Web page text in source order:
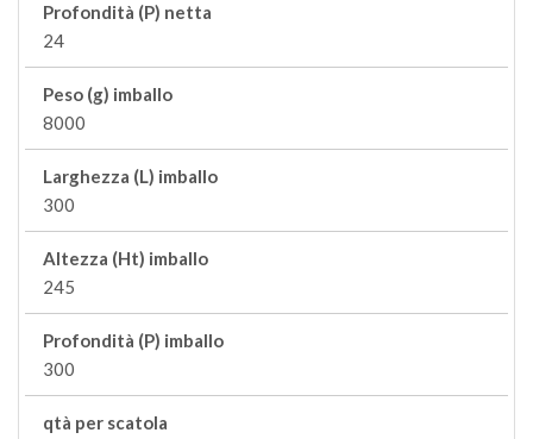
Profondità (P) netta
24
Peso (g) imballo
8000
Larghezza (L) imballo
300
Altezza (Ht) imballo
245
Profondità (P) imballo
300
qtà per scatola